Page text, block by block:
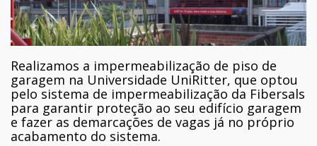
Realizamos a impermeabilização de piso de
garagem na Universidade UniRitter, que optou
pelo sistema de impermeabilização da Fibersals
para garantir proteção ao seu edifício garagem
e fazer as demarcações de vagas já no próprio
acabamento do sistema.